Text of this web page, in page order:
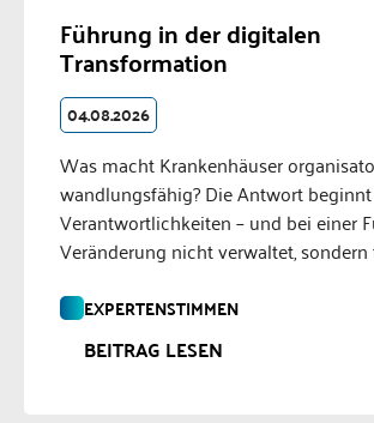
Führung in der digitalen
Transformation
04.08.2026
Was macht Krankenhäuser
wandlungsfähig? Die Antwort
Verantwortlichkeiten – und bei einer
Veränderung nicht verwaltet, sondern
EXPERTENSTIMMEN
BEITRAG LESEN